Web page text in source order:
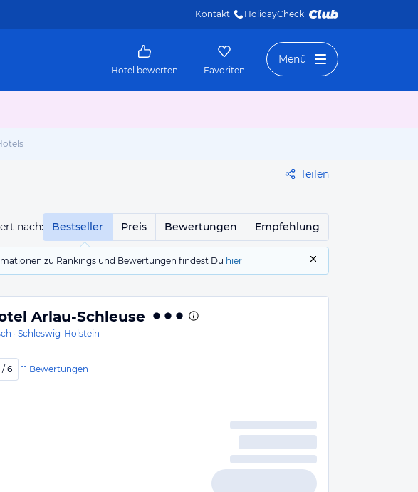
Kontakt HolidayCheck
Hotel bewerten Favoriten
Menü
Teilen
nach: Bestseller Preis Bewertungen Empfehlung
zu Rankings und Bewertungen findest Du hier
Arlau-Schleuse
· Schleswig-Holstein
/ 6 11 Bewertungen